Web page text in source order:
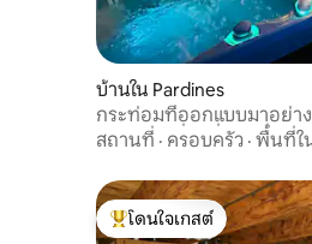
บ้านใน Pardines
กระท่อมที่ออกแบบมาอย่า
ตัว และวิวที่น่าตื่นตาตื่นใจ
สถานที่ · ครอบครัว · พื้นที่ใ
โดนใจเกสต์ที่สุด
โดนใจเกสต์